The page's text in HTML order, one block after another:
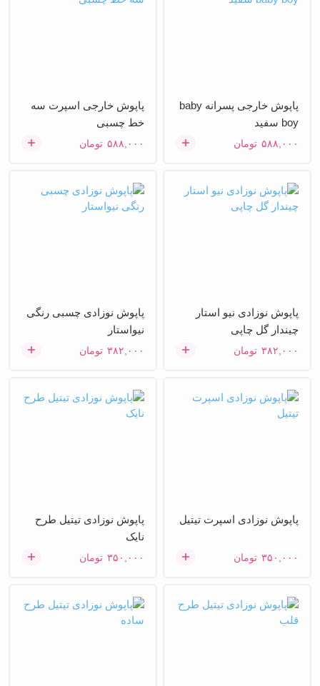
پاپوش خارجی پسرانه baby
boy سفید
۵۸۸,۰۰۰ تومان
پاپوش خارجی اسپرت سه
خط چسبی
۵۸۸,۰۰۰ تومان
پاپوش نوزادی نیو استار
چیندار گل چاپی
۳۸۲,۰۰۰ تومان
پاپوش نوزادی چسبی رنگی
نیواستار
۳۸۲,۰۰۰ تومان
پاپوش نوزادی اسپرت تیتیل
۳۵۰,۰۰۰ تومان
پاپوش نوزادی تیتیل طرح
نایک
۳۵۰,۰۰۰ تومان